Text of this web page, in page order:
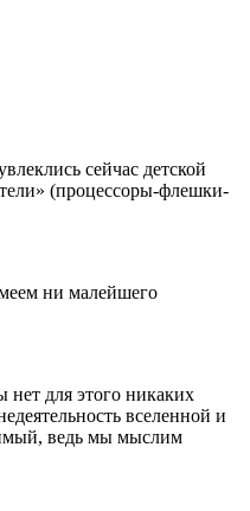
сейчас детской
(процессоры-флешки-
ни малейшего
для этого никаких
вселенной и
ведь мы мыслим